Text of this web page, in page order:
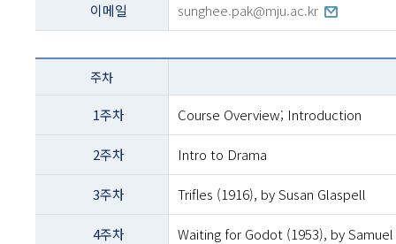
이메일 sunghee.pak@mju.ac.kr
및
주차
1주차 Course Overview; Introduction
2주차 Intro to Drama
3주차 Trifles (1916), by Susan Glaspell
4주차 Waiting for Godot (1953), by